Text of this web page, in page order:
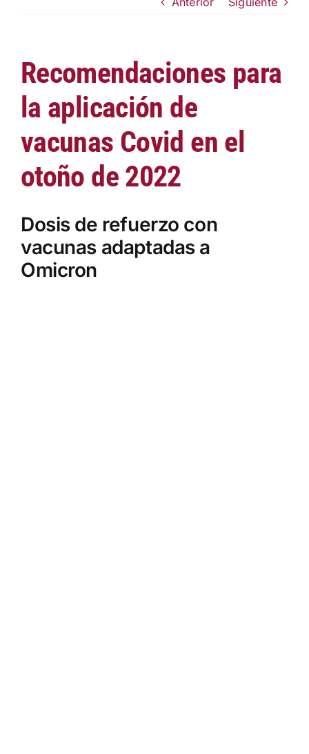
Documentos FACME
Fundación FACME
Sociedades Federadas
Enlaces de Interés
Recomendaciones para
la aplicación de
vacunas Covid en el
otoño de 2022
Dosis de refuerzo con
vacunas adaptadas a
Omicron